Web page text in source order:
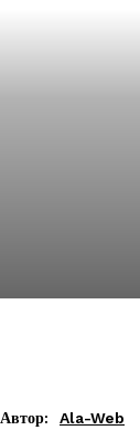
Автор: Ala-Web